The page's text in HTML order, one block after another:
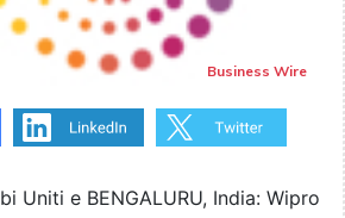
Business Wire
Uniti e BENGALURU, India: Wipro